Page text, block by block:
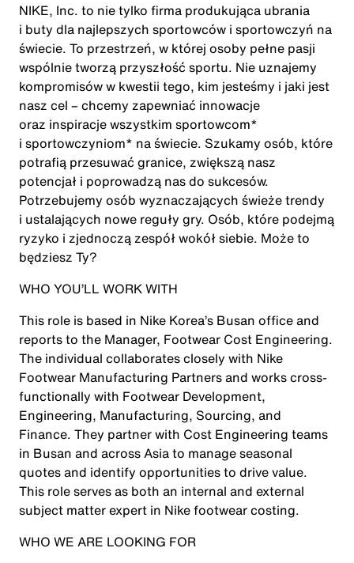
NIKE, Inc. to nie tylko firma produkująca ubrania
i buty dla najlepszych sportowców i sportowczyń na
świecie. To przestrzeń, w której osoby pełne pasji
wspólnie tworzą przyszłość sportu. Nie uznajemy
kompromisów w kwestii tego, kim jesteśmy i jaki jest
nasz cel – chcemy zapewniać innowacje
oraz inspiracje wszystkim sportowcom*
i sportowczyniom* na świecie. Szukamy osób, które
potrafią przesuwać granice, zwiększą nasz
potencjał i poprowadzą nas do sukcesów.
Potrzebujemy osób wyznaczających świeże trendy
i ustalających nowe reguły gry. Osób, które podejmą
ryzyko i zjednoczą zespół wokół siebie. Może to
będziesz Ty?
WHO YOU’LL WORK WITH
This role is based in Nike Korea’s Busan office and
reports to the Manager, Footwear Cost Engineering.
The individual collaborates closely with Nike
Footwear Manufacturing Partners and works cross-
functionally with Footwear Development,
Engineering, Manufacturing, Sourcing, and
Finance. They partner with Cost Engineering teams
in Busan and across Asia to manage seasonal
quotes and identify opportunities to drive value.
This role serves as both an internal and external
subject matter expert in Nike footwear costing.
WHO WE ARE LOOKING FOR